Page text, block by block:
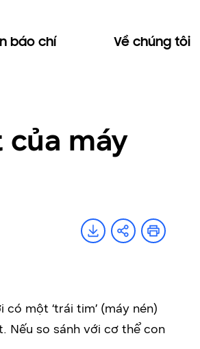
báo chí Về chúng tôi
của máy
một ‘trái tim’ (máy nén)
Nếu so sánh với cơ thể con